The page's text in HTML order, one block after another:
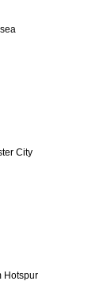
City
Hotspur